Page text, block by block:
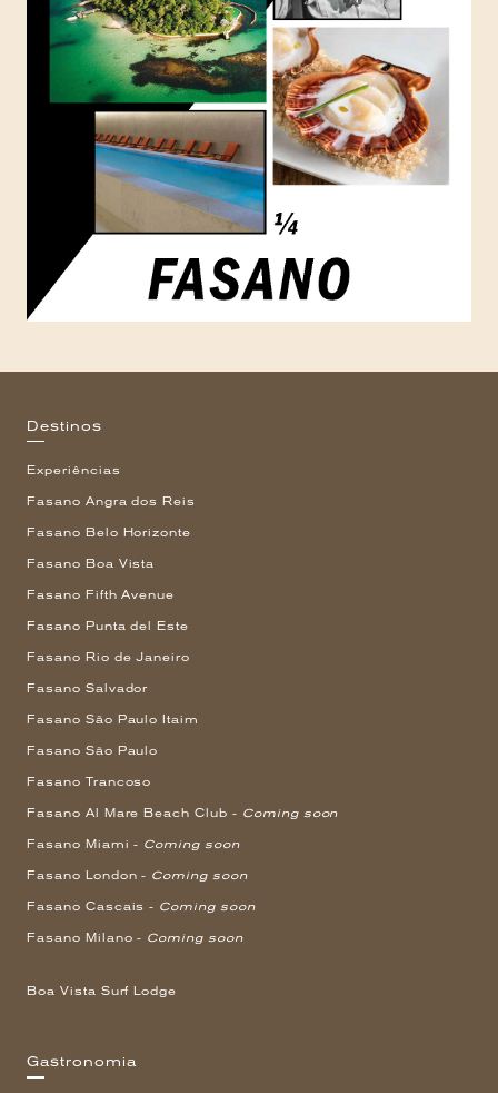
Destinos
Experiências
Fasano Angra dos Reis
Fasano Belo Horizonte
Fasano Boa Vista
Fasano Fifth Avenue
Fasano Punta del Este
Fasano Rio de Janeiro
Fasano Salvador
Fasano São Paulo Itaim
Fasano São Paulo
Fasano Trancoso
Fasano Al Mare Beach Club - Coming soon
Fasano Miami - Coming soon
Fasano London - Coming soon
Fasano Cascais - Coming soon
Fasano Milano - Coming soon
Boa Vista Surf Lodge
Gastronomia